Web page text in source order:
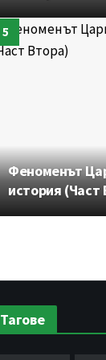
Феноменът
история (Част
Тагове